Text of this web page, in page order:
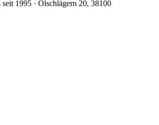
1995 · Ölschlägern 20, 38100